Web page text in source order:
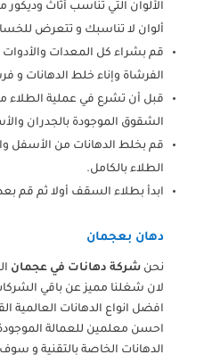
الألوان التي تناسب أثاث
ألوان لا تناسبك و تتعرض
قم بشراء كل المعدات والأدوات
الفرشاة وإناء خلط الدهانات و
قبل أن تشرع في عملية الطلاء
الشقوق الموجودة بالجدران
قم بخلط الدهانات من الأسفل
الطلاء بالكامل.
ابدأ بطلاء السقف أولا ثم قم
دهان بعجمان
نحن شركة دهانات في عجمان
لان شغلنا مميز عن باقي
افضل انواع الدهانات العالمية
احسن معلمين للعمالة
الدهانات الخاصة بالتقنية و